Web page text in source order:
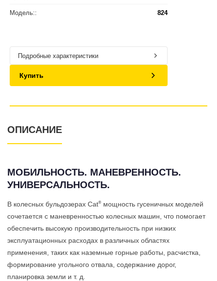
Модель:: 824
Подробные характеристики
Купить
ОПИСАНИЕ
МОБИЛЬНОСТЬ. МАНЕВРЕННОСТЬ.
УНИВЕРСАЛЬНОСТЬ.
В колесных бульдозерах Cat® мощность гусеничных моделей
сочетается с маневренностью колесных машин, что помогает
обеспечить высокую производительность при низких
эксплуатационных расходах в различных областях
применения, таких как наземные горные работы, расчистка,
формирование угольного отвала, содержание дорог,
планировка земли и т. д.